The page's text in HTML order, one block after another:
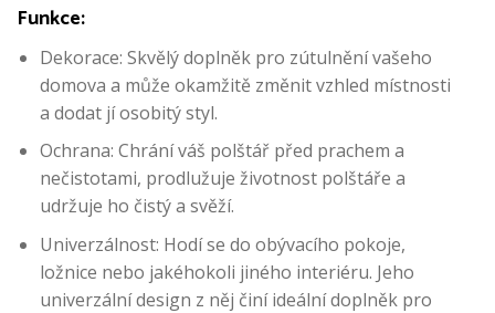
Funkce:
Dekorace: Skvělý doplněk pro zútulnění vašeho
domova a může okamžitě změnit vzhled místnosti
a dodat jí osobitý styl.
Ochrana: Chrání váš polštář před prachem a
nečistotami, prodlužuje životnost polštáře a
udržuje ho čistý a svěží.
Univerzálnost: Hodí se do obývacího pokoje,
ložnice nebo jakéhokoli jiného interiéru. Jeho
univerzální design z něj činí ideální doplněk pro